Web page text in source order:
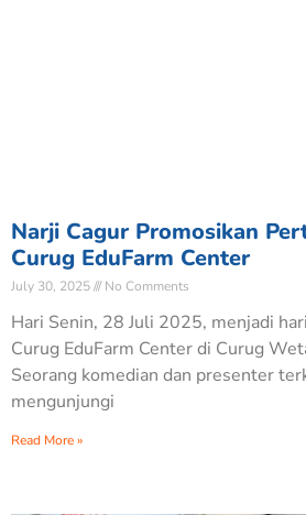
Narji Cagur Promosikan
Curug EduFarm Center
July 30, 2025 No Comments
Hari Senin, 28 Juli 2025, menjadi
Curug EduFarm Center di Curug
Seorang komedian dan presenter
mengunjungi
Read More »